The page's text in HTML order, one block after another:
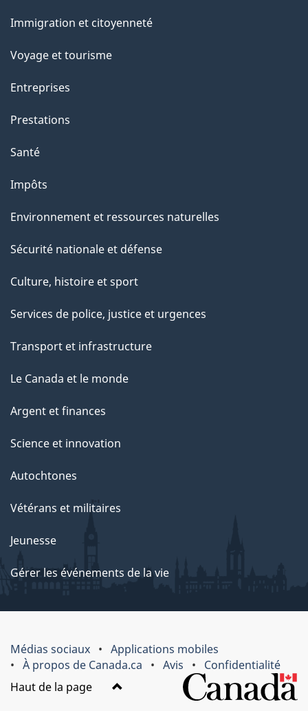
sujets
Immigration et citoyenneté
Voyage et tourisme
Entreprises
Prestations
Santé
Impôts
Environnement et ressources naturelles
Sécurité nationale et défense
Culture, histoire et sport
Services de police, justice et urgences
Transport et infrastructure
Le Canada et le monde
Argent et finances
Science et innovation
Autochtones
Vétérans et militaires
Jeunesse
Gérer les événements de la vie
Médias sociaux
Applications mobiles
À propos de Canada.ca
Avis
Confidentialité
Haut de la page